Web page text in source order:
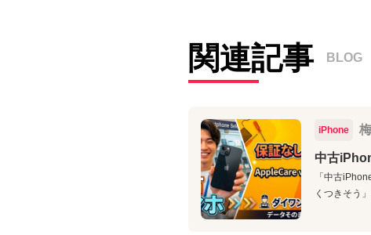
関連記事 BLOG
iPhone
中古
「中古
くつきそう